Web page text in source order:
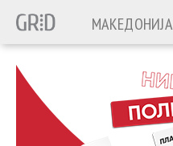
МАКЕДОНИЈА